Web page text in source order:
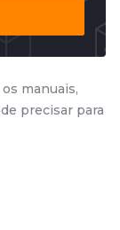
manuais,
precisar para